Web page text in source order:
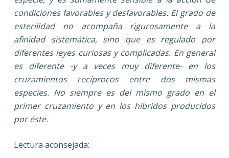
condiciones favorables y desfavorables. El grado de
esterilidad no acompaña rigurosamente a la
afinidad sistemática, sino que es regulado por
diferentes leyes curiosas y complicadas. En general
es diferente -y a veces muy diferente- en los
cruzamientos recíprocos entre dos mismas
especies. No siempre es del mismo grado en el
primer cruzamiento y en los híbridos producidos
por éste.
Lectura aconsejada: